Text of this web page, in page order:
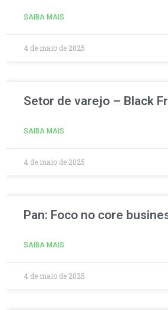
SAIBA MAIS
4 de maio de 2025
Setor de varejo – Black
SAIBA MAIS
4 de maio de 2025
Pan: Foco no core
SAIBA MAIS
4 de maio de 2025